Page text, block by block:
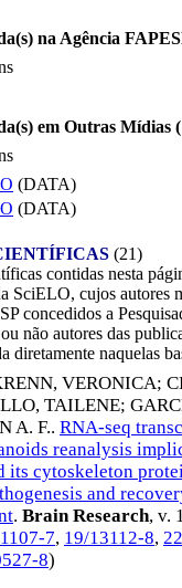
na Agência
em Outras Mídias (
(DATA)
(DATA)
(21)
contidas nesta
SciELO, cujos autores
concedidos a
não autores das
diretamente naquelas
VERONICA;
TAILENE;
A. F.. RNA-seq
reanalysis
its cytoskeleton
and
. Brain Research, v.
7, 19/13112-8,
8)